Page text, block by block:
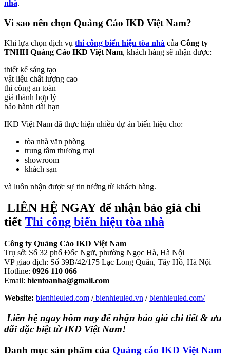
nhà.
Vì sao nên chọn Quảng Cáo IKD Việt Nam?
Khi lựa chọn dịch vụ thi công biển hiệu tòa nhà của Công ty
TNHH Quảng Cáo IKD Việt Nam, khách hàng sẽ nhận được:
thiết kế sáng tạo
vật liệu chất lượng cao
thi công an toàn
giá thành hợp lý
bảo hành dài hạn
IKD Việt Nam đã thực hiện nhiều dự án biển hiệu cho:
tòa nhà văn phòng
trung tâm thương mại
showroom
khách sạn
và luôn nhận được sự tin tưởng từ khách hàng.
LIÊN HỆ NGAY để nhận báo giá chi
tiết Thi công biển hiệu tòa nhà
Công ty Quảng Cáo IKD Việt Nam
Trụ sở: Số 32 phố Đốc Ngữ, phường Ngọc Hà, Hà Nội
VP giao dịch: Số 39B/42/175 Lạc Long Quân, Tây Hồ, Hà Nội
Hotline: 0926 110 066
Email: bientoanha@gmail.com
Website: bienhieuled.com /bienhieuled.vn /bienhieuled.com/
Liên hệ ngay hôm nay để nhận báo giá chi tiết & ưu
đãi đặc biệt từ IKD Việt Nam!
Danh mục sản phẩm của Quảng cáo IKD Việt Nam